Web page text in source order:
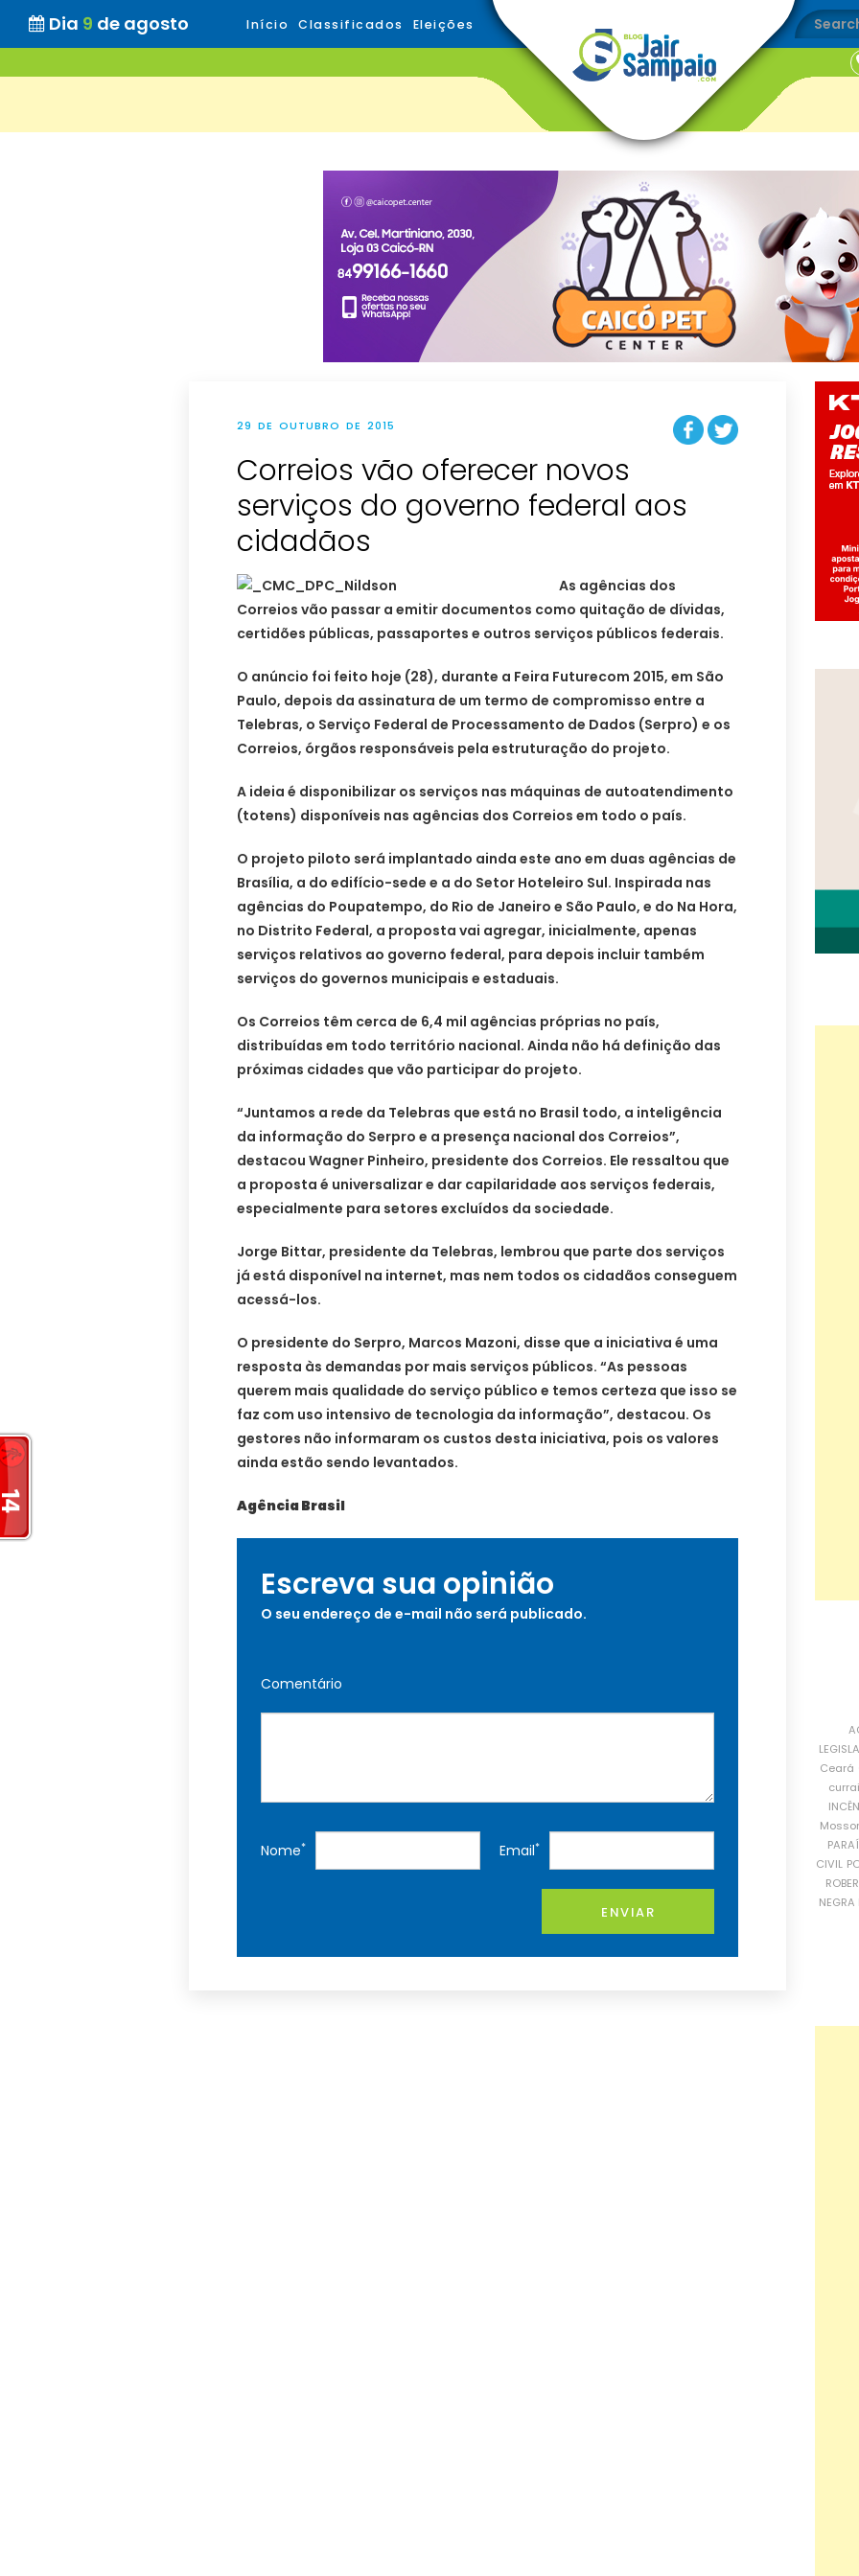
Dia 9 de agosto Início Classificados Eleições
29 DE OUTUBRO DE 2015
Correios vão oferecer novos
serviços do governo federal aos
cidadãos
As agências dos
Correios vão passar a emitir documentos como quitação de dívidas,
certidões públicas, passaportes e outros serviços públicos federais.
O anúncio foi feito hoje (28), durante a Feira Futurecom 2015, em São
Paulo, depois da assinatura de um termo de compromisso entre a
Telebras, o Serviço Federal de Processamento de Dados (Serpro) e os
Correios, órgãos responsáveis pela estruturação do projeto.
A ideia é disponibilizar os serviços nas máquinas de autoatendimento
(totens) disponíveis nas agências dos Correios em todo o país.
O projeto piloto será implantado ainda este ano em duas agências de
Brasília, a do edifício-sede e a do Setor Hoteleiro Sul. Inspirada nas
agências do Poupatempo, do Rio de Janeiro e São Paulo, e do Na Hora,
no Distrito Federal, a proposta vai agregar, inicialmente, apenas
serviços relativos ao governo federal, para depois incluir também
serviços do governos municipais e estaduais.
Os Correios têm cerca de 6,4 mil agências próprias no país,
distribuídas em todo território nacional. Ainda não há definição das
próximas cidades que vão participar do projeto.
“Juntamos a rede da Telebras que está no Brasil todo, a inteligência
da informação do Serpro e a presença nacional dos Correios”,
destacou Wagner Pinheiro, presidente dos Correios. Ele ressaltou que
a proposta é universalizar e dar capilaridade aos serviços federais,
especialmente para setores excluídos da sociedade.
Jorge Bittar, presidente da Telebras, lembrou que parte dos serviços
já está disponível na internet, mas nem todos os cidadãos conseguem
acessá-los.
O presidente do Serpro, Marcos Mazoni, disse que a iniciativa é uma
resposta às demandas por mais serviços públicos. “As pessoas
querem mais qualidade do serviço público e temos certeza que isso se
faz com uso intensivo de tecnologia da informação”, destacou. Os
gestores não informaram os custos desta iniciativa, pois os valores
ainda estão sendo levantados.
Agência Brasil
Escreva sua opinião
O seu endereço de e-mail não será publicado.
Comentário
Nome* Email*
ENVIAR
Ceará
CIVIL
NEGRA